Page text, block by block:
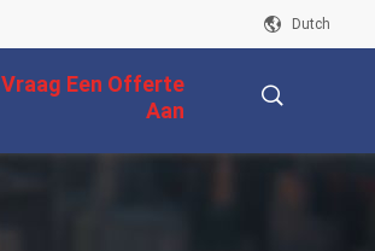
Dutch
Vraag Een Offerte
Aan